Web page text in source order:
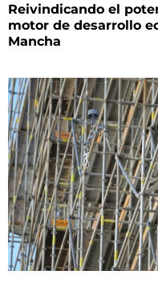
Reivindicando el
motor de desarrollo
Mancha